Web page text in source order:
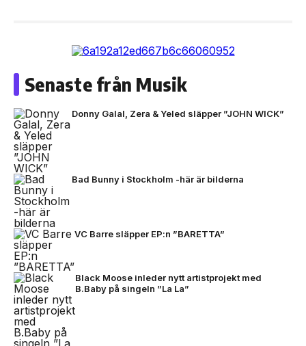
Senaste från Musik
Donny Galal, Zera & Yeled släpper ”JOHN WICK”
Bad Bunny i Stockholm -här är bilderna
VC Barre släpper EP:n ”BARETTA”
Black Moose inleder nytt artistprojekt med
B.Baby på singeln ”La La”